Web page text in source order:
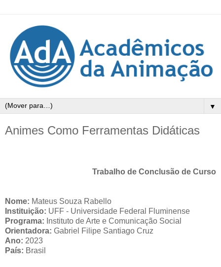
▼
Animes Como Ferramentas Didáticas
Trabalho de Conclusão de Curso
Nome: Mateus Souza Rabello
Instituição: UFF - Universidade Federal Fluminense
Programa: Instituto de Arte e Comunicação Social
Orientadora: Gabriel Filipe Santiago Cruz
Ano: 2023
País: Brasil